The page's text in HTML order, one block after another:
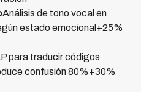
Análisis de tono vocal en
estado emocional+25%
para traducir códigos
confusión 80%+30%